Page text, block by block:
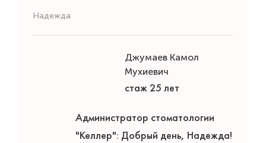
Надежда
Джумаев Камол
Мухиевич
стаж 25 лет
Администратор стоматологии
"Келлер": Добрый день, Надежда!